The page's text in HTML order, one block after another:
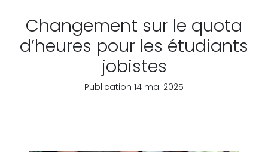
Changement sur le quota
d’heures pour les étudiants
jobistes
Publication 14 mai 2025